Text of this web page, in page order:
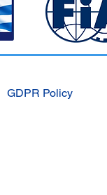
GDPR Policy